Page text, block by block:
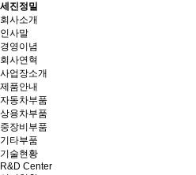
세진정밀
회사소개
인사말
경영이념
회사연혁
사업장소개
제품안내
자동차부품
상용차부품
중장비부품
기타부품
기술현황
R&D Center